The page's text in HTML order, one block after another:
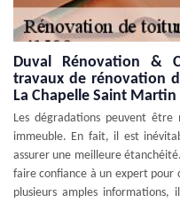
Duval Rénovation &
travaux de rénovation
La Chapelle Saint Martin
Les dégradations peuvent
immeuble. En fait, il est
assurer une meilleure
faire confiance à un expert pour
plusieurs amples